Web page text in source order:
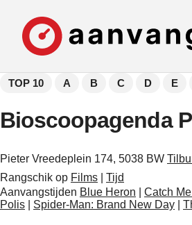
TOP 10 A B C D E
Bioscoopagenda
Pieter Vreedeplein 174, 5038 BW
Rangschik op Films
Tijd
Aanvangstijden Blue Heron Catch
Polis
Spider-Man: Brand New Day